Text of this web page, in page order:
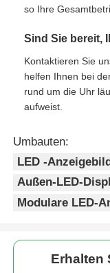
so Ihre
Sind Sie bereit,
Kontaktieren Sie
helfen Ihnen bei
rund um die Uhr
aufweist.
Umbauten:
LED -
Außen-LED-
Modulare LED-
Erhalten